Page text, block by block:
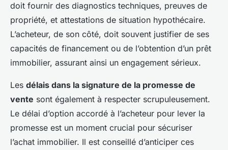
doit fournir des diagnostics techniques, preuves de
propriété, et attestations de situation hypothécaire.
L’acheteur, de son côté, doit souvent justifier de ses
capacités de financement ou de l’obtention d’un prêt
immobilier, assurant ainsi un engagement sérieux.
Les délais dans la signature de la promesse de
vente sont également à respecter scrupuleusement.
Le délai d’option accordé à l’acheteur pour lever la
promesse est un moment crucial pour sécuriser
l’achat immobilier. Il est conseillé d’anticiper ces